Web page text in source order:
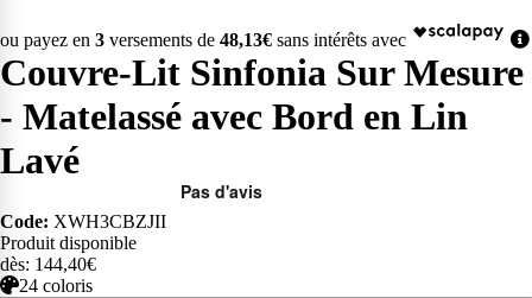
ou payez en 3 versements de 48,13€ sans intérêts avec
Couvre-Lit Sinfonia Sur Mesure
- Matelassé avec Bord en Lin
Lavé
Code: XWH3CBZJII
Produit disponible
dès: 144,40€
24 coloris